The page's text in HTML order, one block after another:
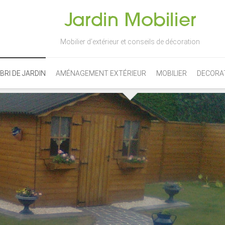
Mobilier d’extérieur et conseils de décoration
DE JARDIN AMÉNAGEMENT EXTÉRIEUR MOBILIER